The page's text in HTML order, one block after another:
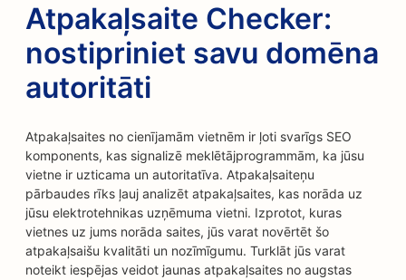
Atpakaļsaite Checker:
nostipriniet savu domēna
autoritāti
Atpakaļsaites no cienījamām vietnēm ir ļoti svarīgs SEO
komponents, kas signalizē meklētājprogrammām, ka jūsu
vietne ir uzticama un autoritatīva. Atpakaļsaiteņu
pārbaudes rīks ļauj analizēt atpakaļsaites, kas norāda uz
jūsu elektrotehnikas uzņēmuma vietni. Izprotot, kuras
vietnes uz jums norāda saites, jūs varat novērtēt šo
atpakaļsaišu kvalitāti un nozīmīgumu. Turklāt jūs varat
noteikt iespējas veidot jaunas atpakaļsaites no augstas